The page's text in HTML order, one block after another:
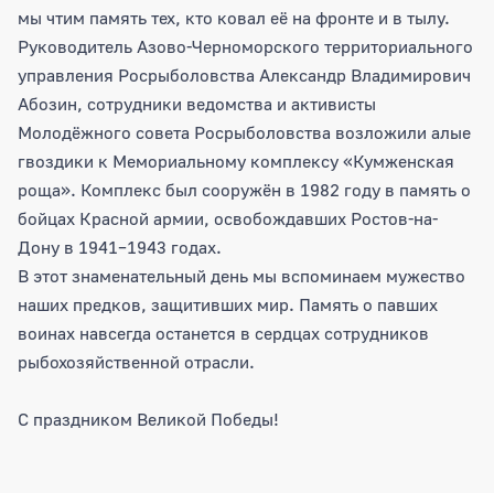
мы чтим память тех, кто ковал её на фронте и в тылу.
Руководитель Азово-Черноморского территориального
управления Росрыболовства Александр Владимирович
Абозин, сотрудники ведомства и активисты
Молодёжного совета Росрыболовства возложили алые
гвоздики к Мемориальному комплексу «Кумженская
роща». Комплекс был сооружён в 1982 году в память о
бойцах Красной армии, освобождавших Ростов-на-
Дону в 1941–1943 годах.
В этот знаменательный день мы вспоминаем мужество
наших предков, защитивших мир. Память о павших
воинах навсегда останется в сердцах сотрудников
рыбохозяйственной отрасли.
С праздником Великой Победы!